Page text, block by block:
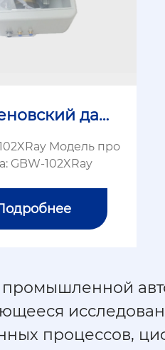
датч
ик
Модель про
GBW-102XRay
процессов,